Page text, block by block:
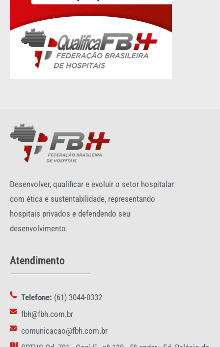
Desenvolver, qualificar e evoluir o setor hospitalar
com ética e sustentabilidade, representando
hospitais privados e defendendo seu
desenvolvimento.
Atendimento
Telefone: (61) 3044-0332
fbh@fbh.com.br
comunicacao@fbh.com.br